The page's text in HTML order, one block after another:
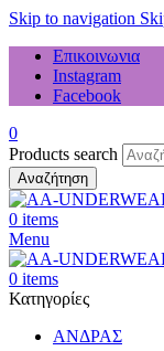
Skip to navigation
Επικοινωνια
Instagram
Facebook
0
Products search
Αναζήτηση
0 items
Menu
0 items
Κατηγορίες
ΑΝΔΡΑΣ